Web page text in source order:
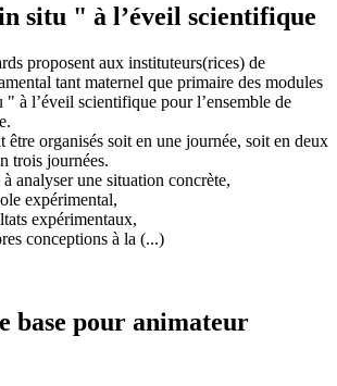
situ " à l’éveil scientifique
proposent aux instituteurs(rices) de
tant maternel que primaire des modules
à l’éveil scientifique pour l’ensemble de
être organisés soit en une journée, soit en deux
trois journées.
analyser une situation concrète,
expérimental,
expérimentaux,
conceptions à la (...)
base pour animateur